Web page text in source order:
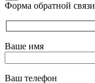
Форма обратной связи
Ваше имя
Ваш телефон